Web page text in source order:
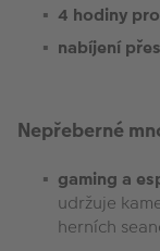
4 hodiny
nabíjení
Nepřeberné
gaming a
udržuje
herních